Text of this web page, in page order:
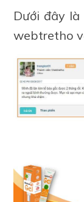
Dưới đây
webtretho